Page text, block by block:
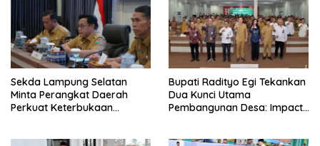
Sekda Lampung Selatan
Minta Perangkat Daerah
Perkuat Keterbukaan
Bupati Radityo Egi Tekankan
Dua Kunci Utama
Pembangunan Desa: Impact